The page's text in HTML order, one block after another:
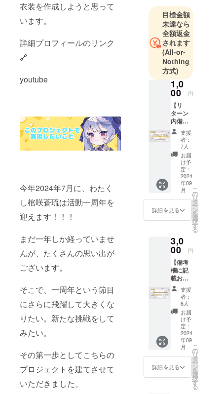
衣装を作成しようと思って
います。
詳細プロフィールのリンク
🔗
youtube
今年2024年7月に、わたく
し棺咲蒼琉は活動一周年を
迎えます！！！
まだ一年しか経っていませ
んが、たくさんの思い出が
ございます。
そこで、一周年という節目
にさらに飛躍して大きくな
りたい。新たな挑戦をして
みたい。
その第一歩としてこちらの
プロジェクトを建てさせて
いただきました。
目標金額
未達なら
全額返金
されます
(All-or-
Nothing
方式)
1,0
00 円
【リ
ターン
内備考
欄へご
記載お
願い致
しま
す。】
・クレ
ジット
記載
可/不可
・お名
前読み
上げ
可/不可
したい
氏名
※不可の
場合は
氏名を
記入し
なくて
大丈夫
です。
提供方
法：
メール
にURL
を記載
しま
す。
支援
者：
7人
お届
け予
定：
2024
年09
月
詳細を見る
こ
の
リ
タ
ー
ン
を
選
択
す
る
3,0
00 円
【備考
欄に記
載お願
い致し
ます】
・メッ
セージ
カード
にお名
前を入
れても
良いか
可/不可
・入れ
たい氏
名 ・ク
支援
者：
6人
お届
け予
定：
2024
年09
月
詳細を見る
こ
の
リ
タ
ー
ン
を
選
択
す
る